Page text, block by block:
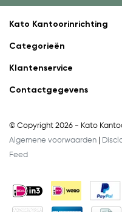
Kato Kantoorinrichting
Categorieën
Klantenservice
Contactgegevens
© Copyright 2026 - Kato
Algemene voorwaarden
Feed